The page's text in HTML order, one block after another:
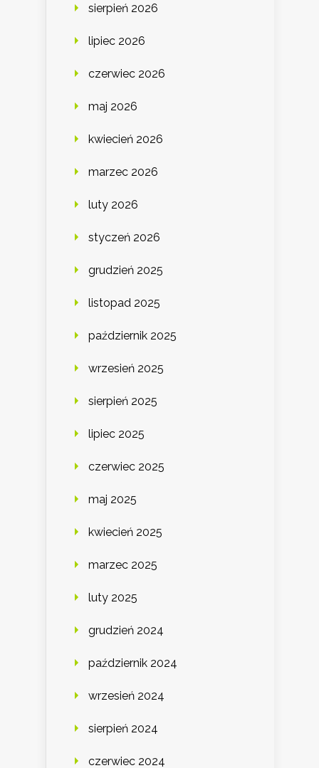
sierpień 2026
lipiec 2026
czerwiec 2026
maj 2026
kwiecień 2026
marzec 2026
luty 2026
styczeń 2026
grudzień 2025
listopad 2025
październik 2025
wrzesień 2025
sierpień 2025
lipiec 2025
czerwiec 2025
maj 2025
kwiecień 2025
marzec 2025
luty 2025
grudzień 2024
październik 2024
wrzesień 2024
sierpień 2024
czerwiec 2024